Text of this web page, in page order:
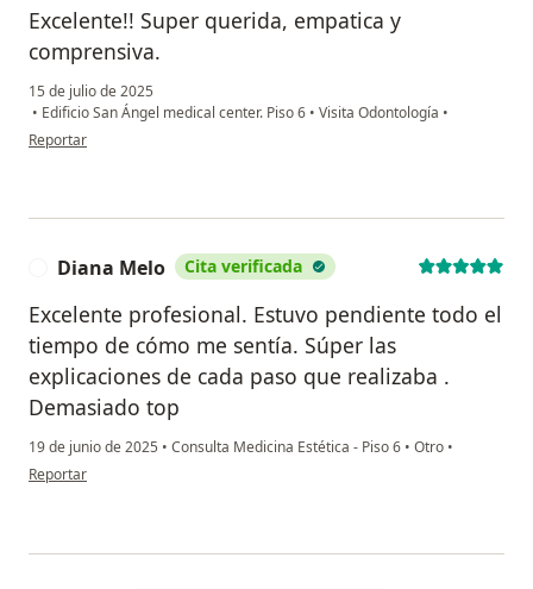
Excelente!! Super querida, empatica y
comprensiva.
15 de julio de 2025
• Edificio San Ángel medical center. Piso 6 • Visita Odontología •
en opinión del usuario Radimir
Reportar
Diana Melo Cita verificada
Excelente profesional. Estuvo pendiente todo el
tiempo de cómo me sentía. Súper las
explicaciones de cada paso que realizaba .
Demasiado top
19 de junio de 2025 • Consulta Medicina Estética - Piso 6 • Otro •
en opinión del usuario Diana Melo
Reportar